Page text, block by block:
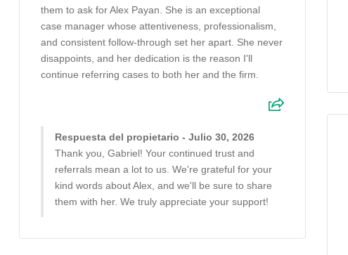
them to ask for Alex Payan. She is an exceptional
case manager whose attentiveness, professionalism,
and consistent follow-through set her apart. She never
disappoints, and her dedication is the reason I'll
continue referring cases to both her and the firm.
Respuesta del propietario - Julio 30, 2026
Thank you, Gabriel! Your continued trust and
referrals mean a lot to us. We're grateful for your
kind words about Alex, and we'll be sure to share
them with her. We truly appreciate your support!